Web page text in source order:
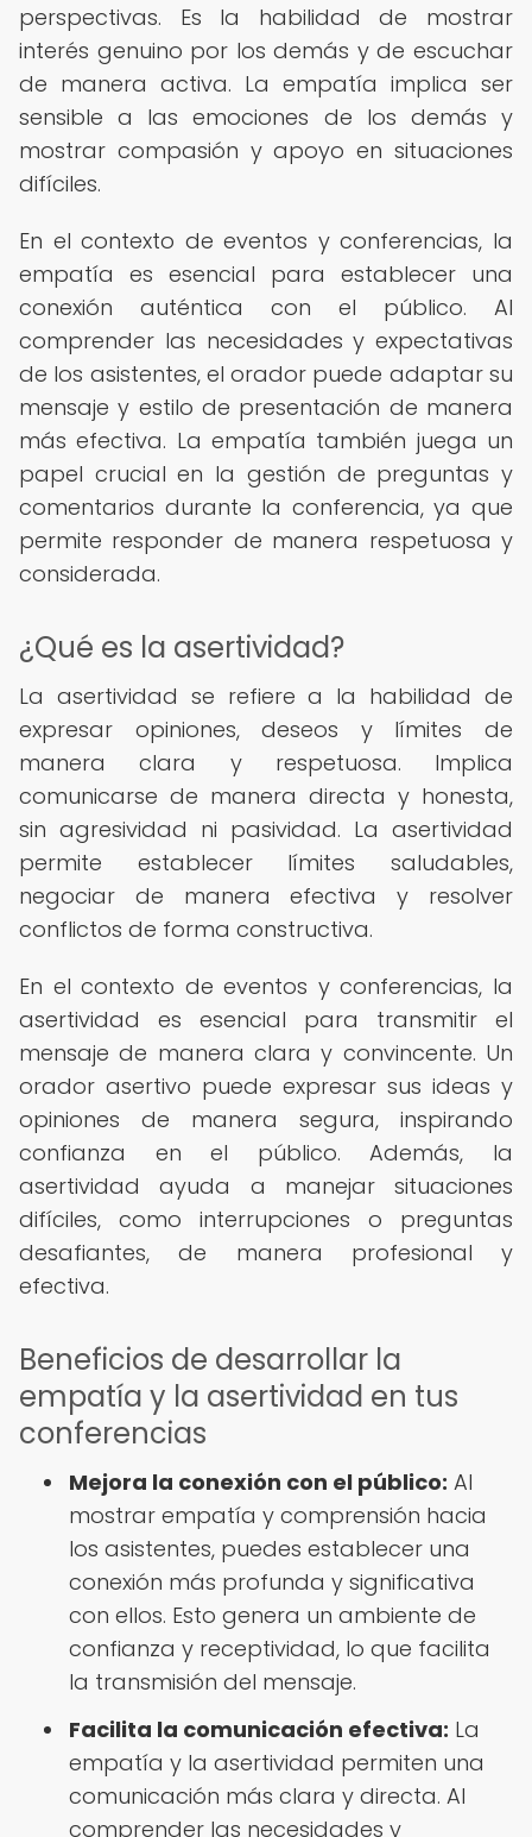
perspectivas. Es la habilidad de mostrar
interés genuino por los demás y de escuchar
de manera activa. La empatía implica ser
sensible a las emociones de los demás y
mostrar compasión y apoyo en situaciones
difíciles.
En el contexto de eventos y conferencias, la
empatía es esencial para establecer una
conexión auténtica con el público. Al
comprender las necesidades y expectativas
de los asistentes, el orador puede adaptar su
mensaje y estilo de presentación de manera
más efectiva. La empatía también juega un
papel crucial en la gestión de preguntas y
comentarios durante la conferencia, ya que
permite responder de manera respetuosa y
considerada.
¿Qué es la asertividad?
La asertividad se refiere a la habilidad de
expresar opiniones, deseos y límites de
manera clara y respetuosa. Implica
comunicarse de manera directa y honesta,
sin agresividad ni pasividad. La asertividad
permite establecer límites saludables,
negociar de manera efectiva y resolver
conflictos de forma constructiva.
En el contexto de eventos y conferencias, la
asertividad es esencial para transmitir el
mensaje de manera clara y convincente. Un
orador asertivo puede expresar sus ideas y
opiniones de manera segura, inspirando
confianza en el público. Además, la
asertividad ayuda a manejar situaciones
difíciles, como interrupciones o preguntas
desafiantes, de manera profesional y
efectiva.
Beneficios de desarrollar la
empatía y la asertividad en tus
conferencias
Mejora la conexión con el público: Al
mostrar empatía y comprensión hacia
los asistentes, puedes establecer una
conexión más profunda y significativa
con ellos. Esto genera un ambiente de
confianza y receptividad, lo que facilita
la transmisión del mensaje.
Facilita la comunicación efectiva: La
empatía y la asertividad permiten una
comunicación más clara y directa. Al
comprender las necesidades y